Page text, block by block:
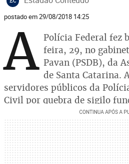
postado em 29/08/2018 14:25
A Polícia Federal fez
feira, 29, no
Pavan (PSDB), da
de Santa Catarina.
servidores públicos da
Civil por quebra de sigilo